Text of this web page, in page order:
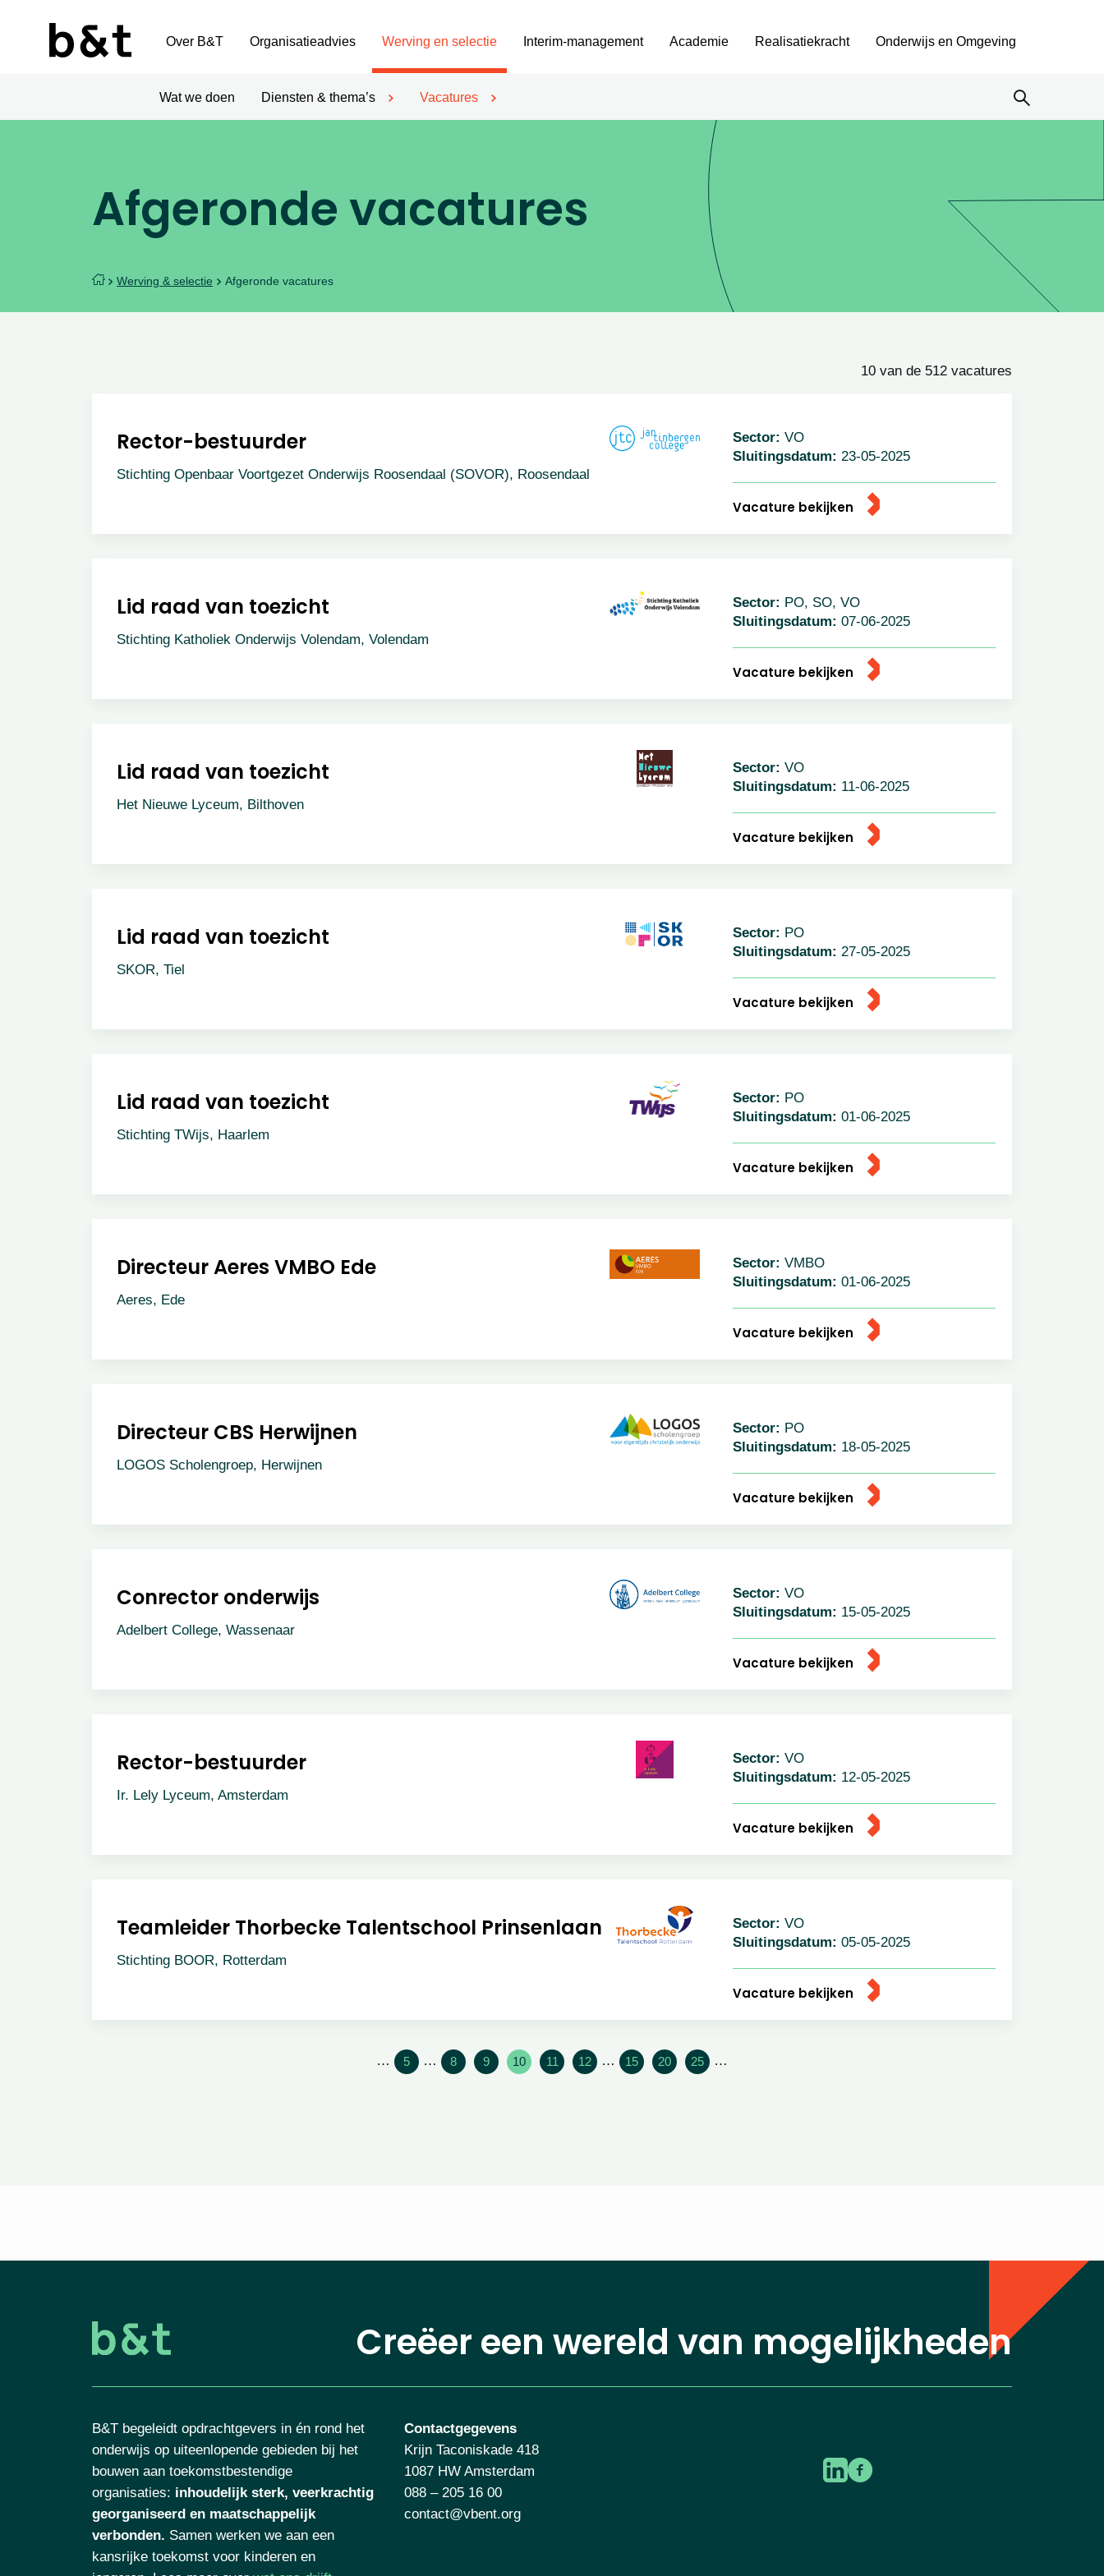
Over B&T Organisatieadvies Werving en selectie
Wat we doen Diensten & thema’s Vacatures
Interim-management Academie Realisatiekracht Onderwijs en Omgeving
Afgeronde vacatures
Werving & selectie Afgeronde vacatures
10 van de 512 vacatures
Rector-bestuurder
Stichting Openbaar Voortgezet Onderwijs Roosendaal (SOVOR), Roosendaal
Sector:VO
Sluitingsdatum:23-05-2025
Vacature bekijken
Lid raad van toezicht
Stichting Katholiek Onderwijs Volendam, Volendam
Sector:PO, SO, VO
Sluitingsdatum:07-06-2025
Vacature bekijken
Lid raad van toezicht
Het Nieuwe Lyceum, Bilthoven
Sector:VO
Sluitingsdatum:11-06-2025
Vacature bekijken
Lid raad van toezicht
SKOR, Tiel
Sector:PO
Sluitingsdatum:27-05-2025
Vacature bekijken
Lid raad van toezicht
Stichting TWijs, Haarlem
Sector:PO
Sluitingsdatum:01-06-2025
Vacature bekijken
Directeur Aeres VMBO Ede
Aeres, Ede
Sector:VMBO
Sluitingsdatum:01-06-2025
Vacature bekijken
Directeur CBS Herwijnen
LOGOS Scholengroep, Herwijnen
Sector:PO
Sluitingsdatum:18-05-2025
Vacature bekijken
Conrector onderwijs
Adelbert College, Wassenaar
Sector:VO
Sluitingsdatum:15-05-2025
Vacature bekijken
Rector-bestuurder
Ir. Lely Lyceum, Amsterdam
Sector:VO
Sluitingsdatum:12-05-2025
Vacature bekijken
Teamleider Thorbecke Talentschool Prinsenlaan
Stichting BOOR, Rotterdam
Sector:VO
Sluitingsdatum:05-05-2025
Vacature bekijken
… … 8 9 10 11 12 … 15 20 25 …
Creëer een wereld van mogelijkheden
B&T begeleidt opdrachtgevers in én rond het
onderwijs op uiteenlopende gebieden bij het
bouwen aan toekomstbestendige
organisaties:inhoudelijk sterk, veerkrachtig
georganiseerd en maatschappelijk
verbonden.Samen werken we aan een
kansrijke toekomst voor kinderen en
Contactgegevens
Krijn Taconiskade 418
1087 HW Amsterdam
088 – 205 16 00
contact@vbent.org